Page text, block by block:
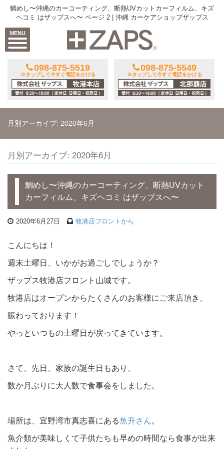
MENU
鯛めし〜沖縄のカーコーティング、断熱UVカットカーフィルム、キズ
ヘコミ はザップスへ〜 ページ 2 | 沖縄 カーケアショップザップス
098-875-5519
※タップして今すぐ電話をかける
098-875-5549
※タップして今すぐ電話をかける
月別アーカイブ: 2020年6月
月別アーカイブ: 2020年6月
鯛めし〜沖縄のカーコーティング、断熱UVカット
カーフィルム、キズヘコミ はザップスへ〜
2020年6月27日 牧港店フロントから
こんにちは！
週末土曜日、いかがお過ごしでしょうか？
ザップス牧港店フロント山城です。
牧港店はオープンからたくさんのお客様にご来店頂き、
賑わっております！
やっといつもの土曜日が戻ってきています。
さて、先日、家族の誕生日もあり、
数か月ぶりに大人数で食事会をしました。
場所は、宜野湾市真志喜にある魚升さん。
魚介類が美味しくて子供たちも早めの時間なら食事が出来